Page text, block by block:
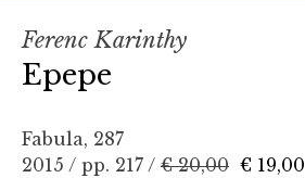
Ferenc Karinthy
Epepe
Fabula, 287
2015 / pp. 217 / € 20,00 € 19,00